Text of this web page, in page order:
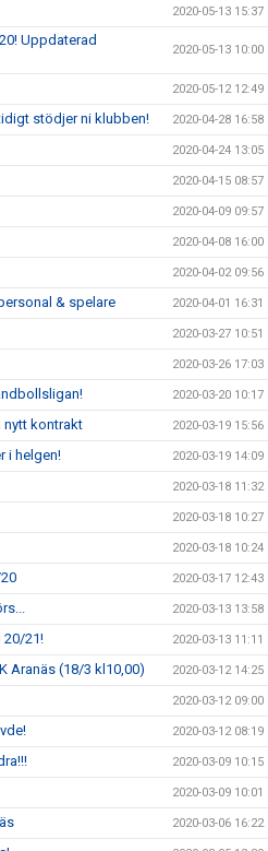
2020-05-13 15:37
Uppdaterad
2020-05-13 10:00
2020-05-12 12:49
stödjer ni klubben! 2020-04-28 16:58
2020-04-24 13:05
2020-04-15 08:57
2020-04-09 09:57
2020-04-08 16:00
2020-04-02 09:56
& spelare 2020-04-01 16:31
2020-03-27 10:51
2020-03-26 17:03
2020-03-20 10:17
nytt kontrakt 2020-03-19 15:56
i helgen! 2020-03-19 14:09
2020-03-18 11:32
2020-03-18 10:27
2020-03-18 10:24
2020-03-17 12:43
2020-03-13 13:58
21! 2020-03-13 11:11
Aranäs (18/3 kl10,00) 2020-03-12 14:25
2020-03-12 09:00
2020-03-12 08:19
2020-03-09 10:15
2020-03-09 10:01
2020-03-06 16:22